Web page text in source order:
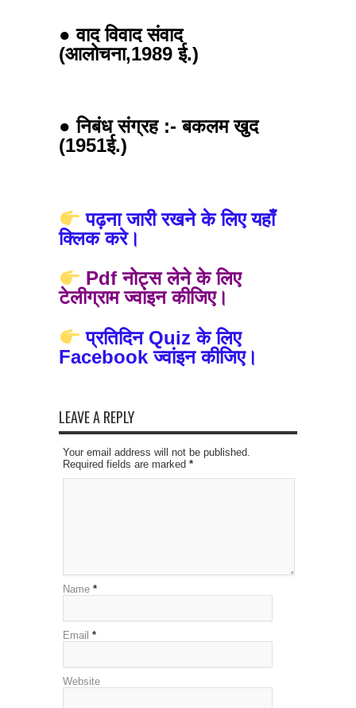
● वाद विवाद संवाद
(आलोचना,1989 ई.)
●निबंध संग्रह :-बकलम खुद
(1951ई.)
पढ़ना जारी रखने के लिए यहाँ
क्लिक करे।
Pdf नोट्स लेने के लिए
टेलीग्राम ज्वांइन कीजिए।
प्रतिदिन Quiz के लिए
Facebook ज्वांइन कीजिए।
LEAVE A REPLY
Your email address will not be published.
Required fields are marked *
Name *
Email *
Website